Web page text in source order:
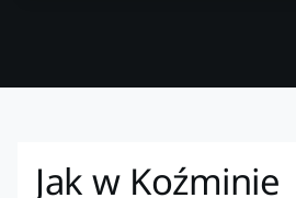
Jak w Koźminie